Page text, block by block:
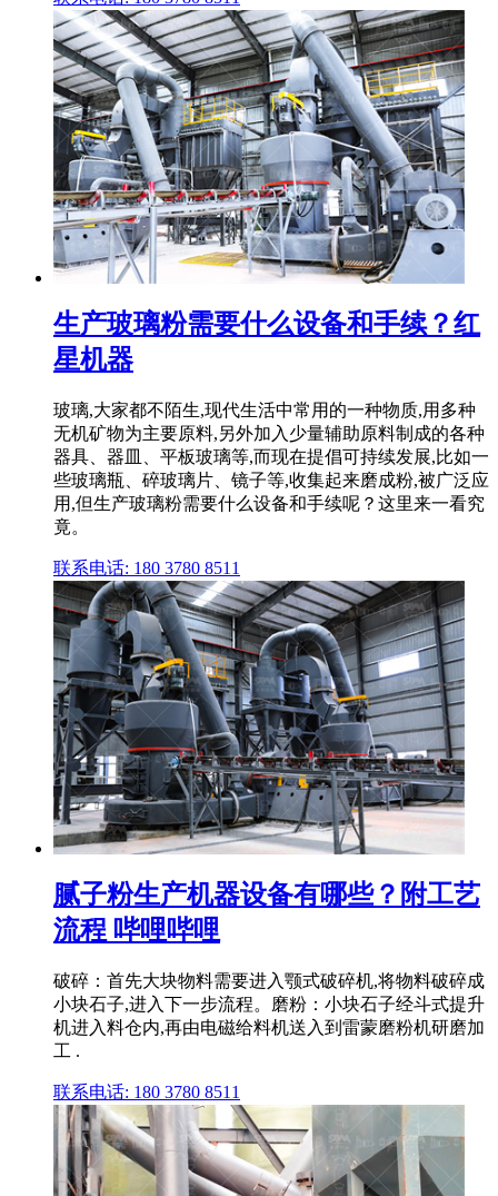
生产玻璃粉需要什么设备和手续？红
星机器
玻璃,大家都不陌生,现代生活中常用的一种物质,用多种
无机矿物为主要原料,另外加入少量辅助原料制成的各种
器具、器皿、平板玻璃等,而现在提倡可持续发展,比如一
些玻璃瓶、碎玻璃片、镜子等,收集起来磨成粉,被广泛应
用,但生产玻璃粉需要什么设备和手续呢？这里来一看究
竟。
联系电话: 180 3780 8511
腻子粉生产机器设备有哪些？附工艺
流程 哔哩哔哩
破碎：首先大块物料需要进入颚式破碎机,将物料破碎成
小块石子,进入下一步流程。磨粉：小块石子经斗式提升
机进入料仓内,再由电磁给料机送入到雷蒙磨粉机研磨加
工 .
联系电话: 180 3780 8511